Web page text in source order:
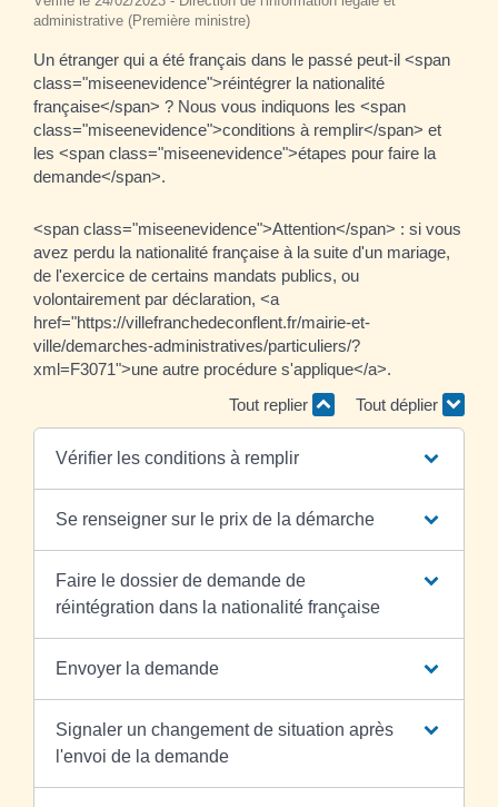
administrative (Première ministre)
Un étranger qui a été français dans le passé peut-il <span
class="miseenevidence">réintégrer la nationalité
française</span> ? Nous vous indiquons les <span
class="miseenevidence">conditions à remplir</span> et
les <span class="miseenevidence">étapes pour faire la
demande</span>.
<span class="miseenevidence">Attention</span> : si vous
avez perdu la nationalité française à la suite d'un mariage,
de l'exercice de certains mandats publics, ou
volontairement par déclaration, <a
href="https://villefranchedeconflent.fr/mairie-et-
ville/demarches-administratives/particuliers/?
xml=F3071">une autre procédure s'applique</a>.
Tout replier
Tout déplier
Vérifier les conditions à remplir
Se renseigner sur le prix de la démarche
Faire le dossier de demande de
réintégration dans la nationalité française
Envoyer la demande
Signaler un changement de situation après
l'envoi de la demande